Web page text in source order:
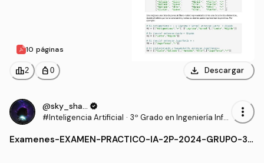
10 páginas
leaderboard2 personal_bag 0 download Descargar
@sky_shadow
verified
#Inteligencia Artificial · 3º Grado en Ingeniería Infor
ware (US)
more_vert
Examenes-EXAMEN-PRACTICO-IA-2P-2024-GRUPO-3-